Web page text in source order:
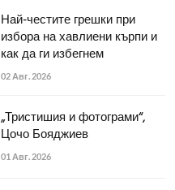
Най-честите грешки при
избора на хавлиени кърпи и
как да ги избегнем
02 Авг. 2026
„Тристишия и фотограми“,
Цочо Бояджиев
01 Авг. 2026